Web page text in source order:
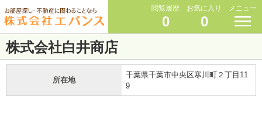
閲覧履歴
0
お気に入り
0
メニュー
株式会社白井商店
所在地
千葉県千葉市中央区寒川町２丁目11
9